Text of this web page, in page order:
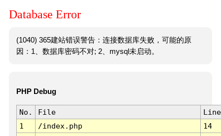
Database Error
(1040) 365建站错误警告：连接数据库失败，可能的原
因：1、数据库密码不对; 2、mysql未启动。
PHP Debug
No. File
Line
1
/index.php 14